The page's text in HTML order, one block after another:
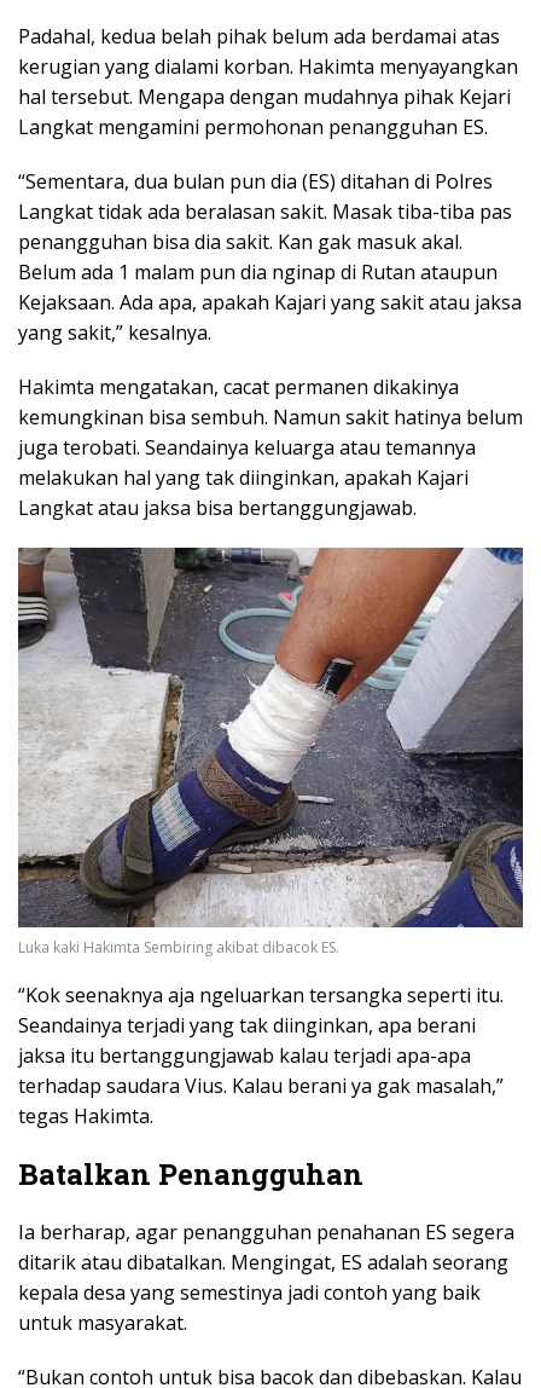
Padahal, kedua belah pihak belum ada berdamai atas
kerugian yang dialami korban. Hakimta menyayangkan
hal tersebut. Mengapa dengan mudahnya pihak Kejari
Langkat mengamini permohonan penangguhan ES.
“Sementara, dua bulan pun dia (ES) ditahan di Polres
Langkat tidak ada beralasan sakit. Masak tiba-tiba pas
penangguhan bisa dia sakit. Kan gak masuk akal.
Belum ada 1 malam pun dia nginap di Rutan ataupun
Kejaksaan. Ada apa, apakah Kajari yang sakit atau jaksa
yang sakit,” kesalnya.
Hakimta mengatakan, cacat permanen dikakinya
kemungkinan bisa sembuh. Namun sakit hatinya belum
juga terobati. Seandainya keluarga atau temannya
melakukan hal yang tak diinginkan, apakah Kajari
Langkat atau jaksa bisa bertanggungjawab.
Luka kaki Hakimta Sembiring akibat dibacok ES.
“Kok seenaknya aja ngeluarkan tersangka seperti itu.
Seandainya terjadi yang tak diinginkan, apa berani
jaksa itu bertanggungjawab kalau terjadi apa-apa
terhadap saudara Vius. Kalau berani ya gak masalah,”
tegas Hakimta.
Batalkan Penangguhan
Ia berharap, agar penangguhan penahanan ES segera
ditarik atau dibatalkan. Mengingat, ES adalah seorang
kepala desa yang semestinya jadi contoh yang baik
untuk masyarakat.
“Bukan contoh untuk bisa bacok dan dibebaskan. Kalau